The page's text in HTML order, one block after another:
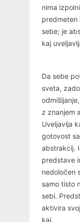
nima
predmeten
sebe; je
kaj
Da sebe
sveta,
z znanjem
Uveljavlja
gotovost
abstrakcij.
predstave
nedoločen
samo tisto
sebi.
aktivira
kaj.